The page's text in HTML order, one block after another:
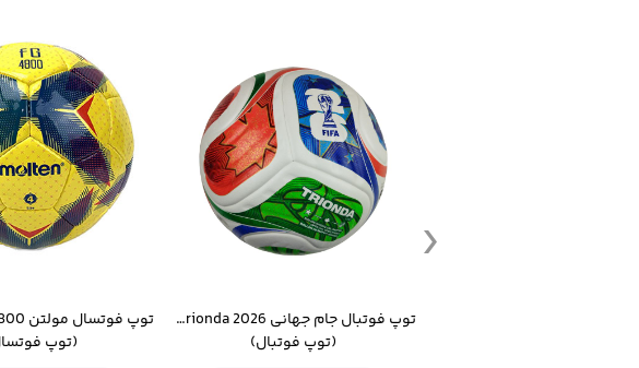
توپ فوتبال جام جهانی 2026 Trionda مشابه اورجینال
(توپ فوتبال)
(توپ